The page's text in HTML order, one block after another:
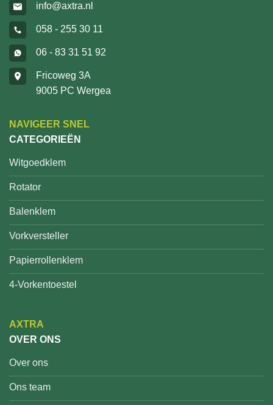
info@axtra.nl
058 - 255 30 11
06 - 83 31 51 92
Fricoweg 3A
9005 PC Wergea
NAVIGEER SNEL
CATEGORIEËN
Witgoedklem
Rotator
Balenklem
Vorkversteller
Papierrollenklem
4-Vorkentoestel
AXTRA
OVER ONS
Over ons
Ons team